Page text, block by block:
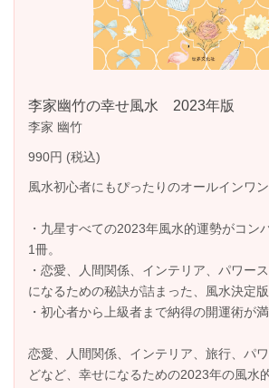
李家幽竹の幸せ風水 2023年版
李家 幽竹
990円 (税込)
風水初心者にもぴったりのオールインワ
・九星すべての2023年風水的運勢がコン
1冊。
・恋愛、人間関係、インテリア、パワー
になるための秘訣が詰まった、風水決定版
・初心者から上級者まで納得の開運術が満
恋愛、人間関係、インテリア、旅行、パ
どなど、幸せになるための2023年の風水